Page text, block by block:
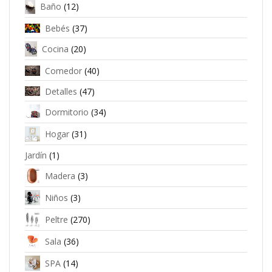
Baño (12)
Bebés (37)
Cocina (20)
Comedor (40)
Detalles (47)
Dormitorio (34)
Hogar (31)
Jardín (1)
Madera (3)
Niños (3)
Peltre (270)
Sala (36)
SPA (14)